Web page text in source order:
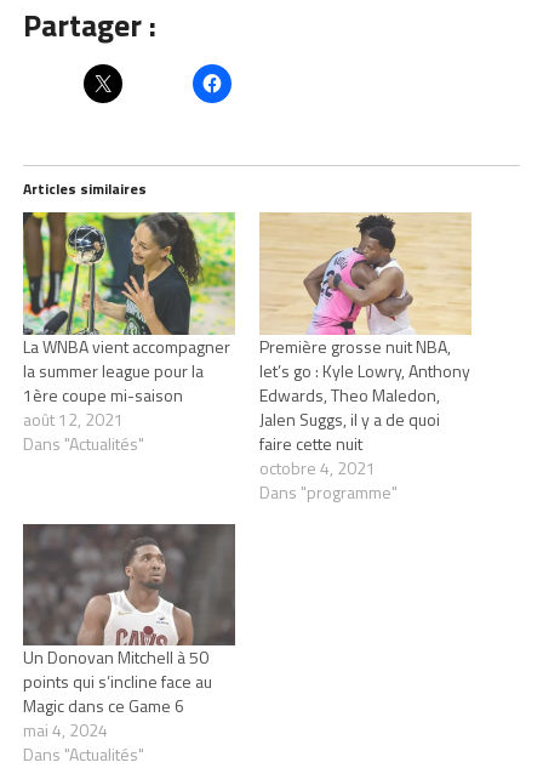
Partager :
Articles similaires
La WNBA vient accompagner
la summer league pour la
1ère coupe mi-saison
août 12, 2021
Dans "Actualités"
Première grosse nuit NBA,
let’s go : Kyle Lowry, Anthony
Edwards, Theo Maledon,
Jalen Suggs, il y a de quoi
faire cette nuit
octobre 4, 2021
Dans "programme"
Un Donovan Mitchell à 50
points qui s’incline face au
Magic dans ce Game 6
mai 4, 2024
Dans "Actualités"